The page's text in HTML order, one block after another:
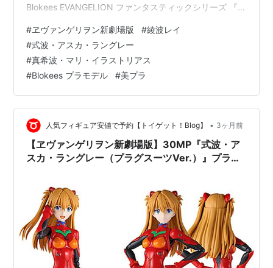
Blokees EVANGELION ファンタスティックシリーズ 『綾
リ・イラストリアス』が同時リリース。 完成時のサイズ
は、 ノンスケールの全高：約15cm。 別売りのセット販
売の「コックピット」のサイズは、 約43cm x 約12.5cm
x 約18.5cm。 Blokees EVANGELION ファンタスティッ
クシリーズ…
#ヱヴァンゲリヲン新劇場版 #綾波レイ
#式波・アスカ・ラングレー
#真希波・マリ・イラストリアス
#Blokees プラモデル #美プラ
人気フィギュア安値で予約【トイゲット！Blog】 • 3ヶ月前
【ヱヴァンゲリヲン新劇場版】30MP『式波・ア
スカ・ラングレー（プラグスーツVer.）』プラモ